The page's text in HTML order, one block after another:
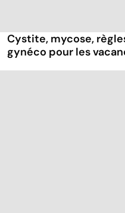
Cystite, mycose,
gynéco pour les